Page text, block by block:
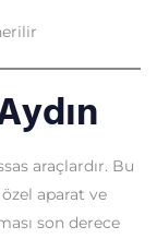
araçlardır. Bu
aparat ve
son derece